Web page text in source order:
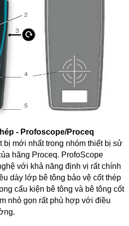
- Profoscope/Proceq
bị mới nhất trong nhóm thiết bị sử
hãng Proceq. ProfoScope
với khả năng định vị rất chính
dày lớp bê tông bảo vệ cốt thép
cấu kiện bê tông và bê tông cốt
nhỏ gọn rất phù hợp với điều